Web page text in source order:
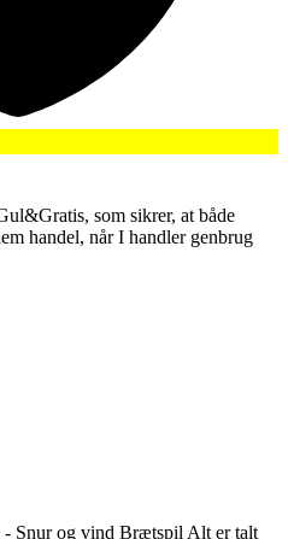
som sikrer, at både
handel, når I handler genbrug
Snur og vind Brætspil Alt er talt